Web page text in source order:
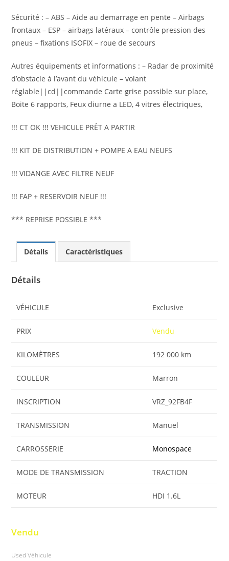
Sécurité : – ABS – Aide au demarrage en pente – Airbags
frontaux – ESP – airbags latéraux – contrôle pression des
pneus – fixations ISOFIX – roue de secours
Autres équipements et informations : – Radar de proximité
d’obstacle à l’avant du véhicule – volant
réglable||cd||commande Carte grise possible sur place,
Boite 6 rapports, Feux diurne a LED, 4 vitres électriques,
!!! CT OK !!! VEHICULE PRÊT A PARTIR
!!! KIT DE DISTRIBUTION + POMPE A EAU NEUFS
!!! VIDANGE AVEC FILTRE NEUF
!!! FAP + RESERVOIR NEUF !!!
*** REPRISE POSSIBLE ***
Détails Caractéristiques
Détails
VÉHICULE Exclusive
PRIX Vendu
KILOMÈTRES 192 000 km
COULEUR Marron
INSCRIPTION VRZ_92FB4F
TRANSMISSION Manuel
CARROSSERIE Monospace
MODE DE TRANSMISSION TRACTION
MOTEUR HDI 1.6L
Vendu
Used Véhicule